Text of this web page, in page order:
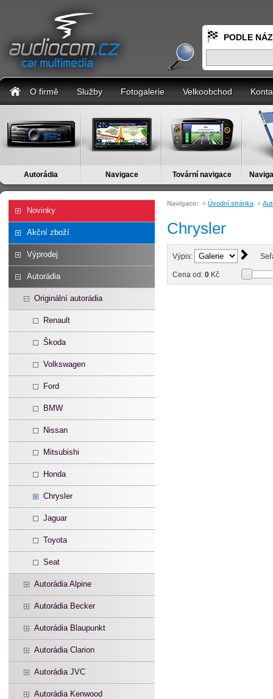
PODLE
O firmě Služby Fotogalerie Velkoobchod
Autorádia Navigace Tovární navigace
Novinky
Akční zboží
Výprodej
Autorádia
Originální autorádia
Renault
Škoda
Volkswagen
Ford
BMW
Nissan
Mitsubishi
Honda
Chrysler
Jaguar
Toyota
Seat
Autorádia Alpine
Autorádia Becker
Autorádia Blaupunkt
Autorádia Clarion
Autorádia JVC
Autorádia Kenwood
Navigace: » Úvodní stránka »
Chrysler
Výpis:
Cena od: 0 Kč